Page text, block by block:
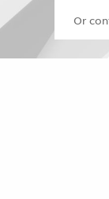
Or